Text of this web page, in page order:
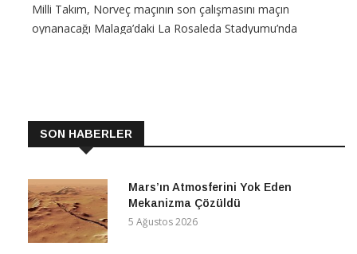
Milli Takım, Norveç maçının son çalışmasını maçın
oynanacağı Malaga’daki La Rosaleda Stadyumu’nda
SON HABERLER
Mars’ın Atmosferini Yok Eden
Mekanizma Çözüldü
5 Ağustos 2026